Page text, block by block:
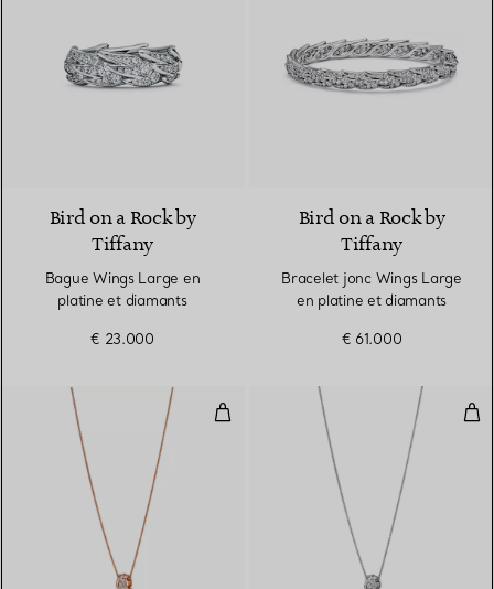
Bird on a Rock by
Tiffany
Bague Wings Large en
platine et diamants
€ 23.000
Bird on a Rock by
Tiffany
Bracelet jonc Wings Large
en platine et diamants
€ 61.000
Pendentif Rolo Wings en or